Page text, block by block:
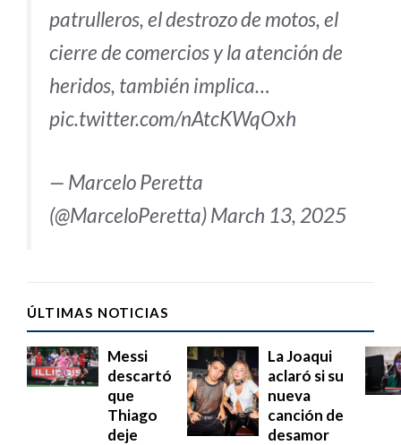
patrulleros, el destrozo de motos, el
cierre de comercios y la atención de
heridos, también implica…
pic.twitter.com/nAtcKWqOxh
— Marcelo Peretta
(@MarceloPeretta)March 13, 2025
ÚLTIMAS NOTICIAS
Messi
descartó
que
Thiago
deje
La Joaqui
aclaró si su
nueva
canción de
desamor